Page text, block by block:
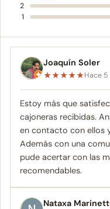
2
1
Joaquín Soler
★★★★★Hace 5
Estoy más que
cajoneras recibidas.
en contacto con ellos
Además con una
pude acertar con las
recomendables.
Nataxa